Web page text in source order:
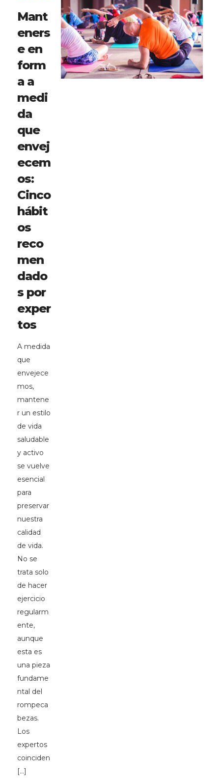
Mant
eners
e en
form
a a
medi
da
que
envej
ecem
os:
Cinco
hábit
os
reco
men
dado
s por
exper
tos
A medida
que
envejece
mos,
mantene
r un estilo
de vida
saludable
y activo
se vuelve
esencial
para
preservar
nuestra
calidad
de vida.
No se
trata solo
de hacer
ejercicio
regularm
ente,
aunque
esta es
una pieza
fundame
ntal del
rompeca
bezas.
Los
expertos
coinciden
[…]